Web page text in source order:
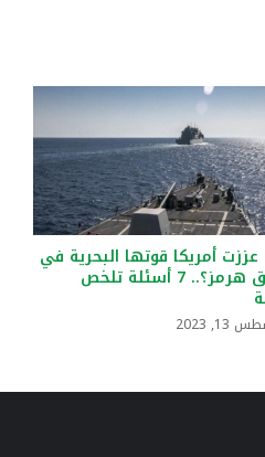
عززت أمريكا قوتها البحرية في
مضيق هرمز؟.. 7 أسئلة تلخص
2023